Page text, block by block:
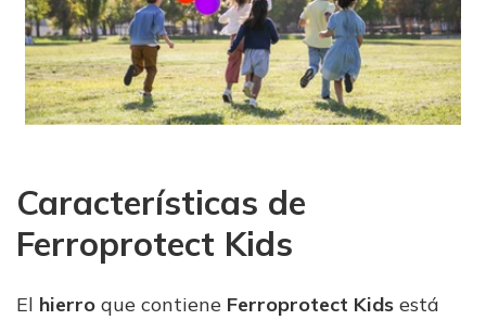
Características de
Ferroprotect Kids
El hierro que contiene Ferroprotect Kids está